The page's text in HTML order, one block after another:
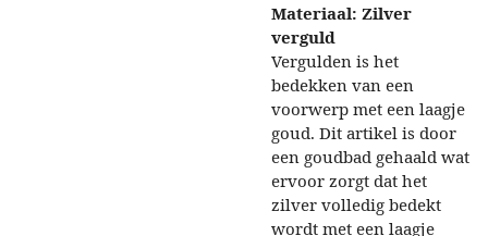
Materiaal: Zilver
verguld
Vergulden is het
bedekken van een
voorwerp met een laagje
goud. Dit artikel is door
een goudbad gehaald wat
ervoor zorgt dat het
zilver volledig bedekt
wordt met een laagje